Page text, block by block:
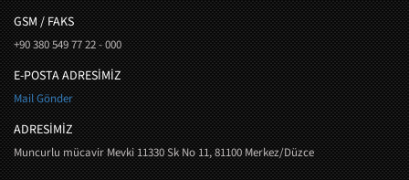
GSM / FAKS
+90 380 549 77 22 - 000
E-POSTA ADRESİMİZ
Mail Gönder
ADRESİMİZ
Muncurlu mücavir Mevki 11330 Sk No 11, 81100 Merkez/Düzce